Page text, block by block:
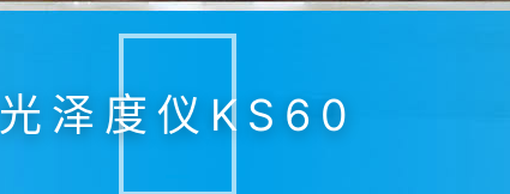
光泽度仪KS60